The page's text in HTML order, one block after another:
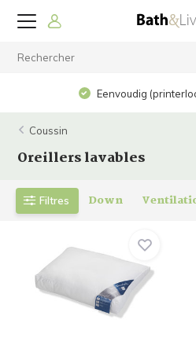
Eenvoudig
Coussin
Oreillers lavables
Filtres Down